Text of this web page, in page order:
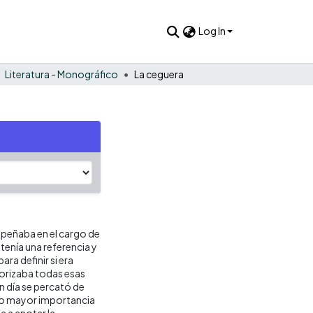
Log In
Literatura - Monográfico La ceguera
en el cargo de
una referencia y
definir si era
todas esas
día se percató de
mayor importancia